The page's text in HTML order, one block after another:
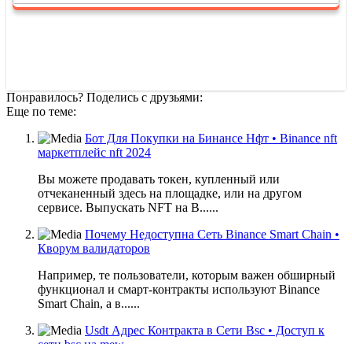
Понравилось? Поделись с друзьями:
Еще по теме:
Бот Для Покупки на Бинансе Нфт • Binance nft
маркетплейс nft 2024
Вы можете продавать токен, купленный или
отчеканенный здесь на площадке, или на другом
сервисе. Выпускать NFT на B......
Почему Недоступна Сеть Binance Smart Chain •
Кворум валидаторов
Например, те пользователи, которым важен обширный
функционал и смарт-контракты используют Binance
Smart Chain, а в......
Usdt Адрес Контракта в Сети Bsc • Доступ к